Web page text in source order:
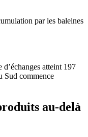
par les baleines
atteint 197
Sud commence
au-delà